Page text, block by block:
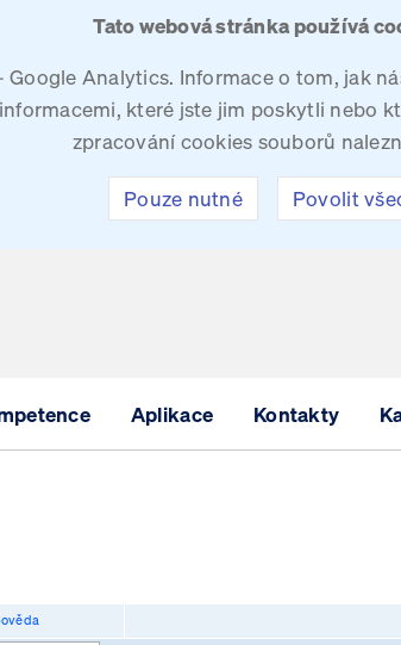
Tato webová stránka používá
Analytics. Informace o tom, jak
které jste jim poskytli nebo
zpracování cookies souborů
Pouze nutné Povolit
Aplikace Kontakty